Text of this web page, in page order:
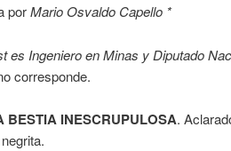
porMario Osvaldo Capello *
es Ingeniero en Minas y Diputado
corresponde.
BESTIA INESCRUPULOSA.